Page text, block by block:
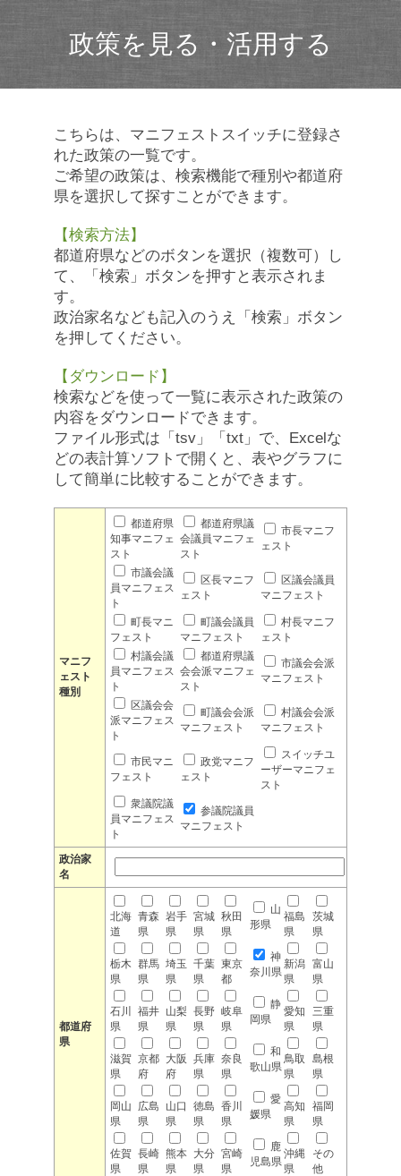
政策を見る・活用する
こちらは、マニフェストスイッチに登録さ
れた政策の一覧です。
ご希望の政策は、検索機能で種別や都道府
県を選択して探すことができます。
【検索方法】
都道府県などのボタンを選択（複数可）し
て、「検索」ボタンを押すと表示されま
す。
政治家名なども記入のうえ「検索」ボタン
を押してください。
【ダウンロード】
検索などを使って一覧に表示された政策の
内容をダウンロードできます。
ファイル形式は「tsv」「txt」で、Excelな
どの表計算ソフトで開くと、表やグラフに
して簡単に比較することができます。
マニフ
ェスト
種別
都道府県
知事マニフェ
スト
都道府県議
会議員マニフェ
スト
市長マニフ
ェスト
市議会議
員マニフェス
ト
区長マニフ
ェスト
区議会議員
マニフェスト
町長マニ
フェスト
町議会議員
マニフェスト
村長マニフ
ェスト
村議会議
員マニフェス
ト
都道府県議
会会派マニフェ
スト
市議会会派
マニフェスト
区議会会
派マニフェス
ト
町議会会派
マニフェスト
村議会会派
マニフェスト
市民マニ
フェスト
政党マニフ
ェスト
スイッチユ
ーザーマニフェ
スト
衆議院議
員マニフェス
ト
参議院議員
マニフェスト
政治家
名
都道府
県
北海
道
青森
県
岩手
県
宮城
県
秋田
県
山
形県
福島
県
茨城
県
栃木
県
群馬
県
埼玉
県
千葉
県
東京
都
神
奈川県
新潟
県
富山
県
石川
県
福井
県
山梨
県
長野
県
岐阜
県
静
岡県
愛知
県
三重
県
滋賀
県
京都
府
大阪
府
兵庫
県
奈良
県
和
歌山県
鳥取
県
島根
県
岡山
県
広島
県
山口
県
徳島
県
香川
県
愛
媛県
高知
県
福岡
県
佐賀
県
長崎
県
熊本
県
大分
県
宮崎
県
鹿
児島県
沖縄
県
その
他